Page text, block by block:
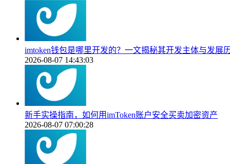
imtoken钱包是哪里开发的？一文揭秘其开发主体与发展
2026-08-07 14:43:03
新手实操指南，如何用imToken账户安全买卖加密资产
2026-08-07 07:00:28